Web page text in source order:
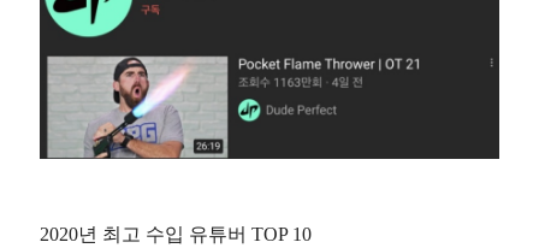
2020년 최고 수입 유튜버 TOP 10